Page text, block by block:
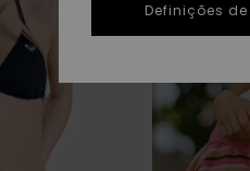
Definições